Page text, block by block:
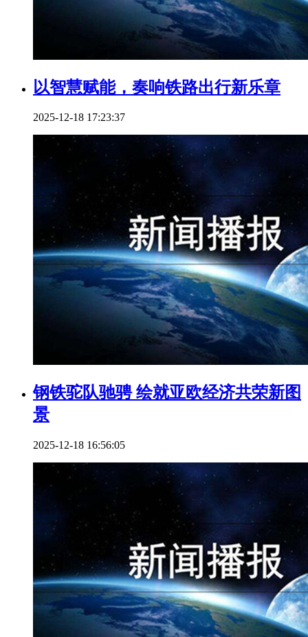
以智慧赋能，奏响铁路出行新乐章
2025-12-18 17:23:37
钢铁驼队驰骋 绘就亚欧经济共荣新图
景
2025-12-18 16:56:05